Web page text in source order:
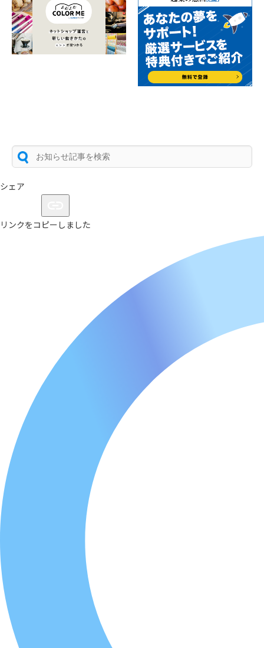
シェア
リンクをコピーしました